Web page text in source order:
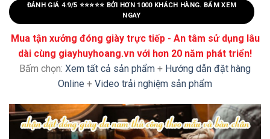
ĐÁNH GIÁ 4.9/5 ⭐⭐⭐⭐⭐ BỞI HƠN 1000 KHÁCH HÀNG. BẤM XEM
NGAY
Mua tận xưởng đóng giày trực tiếp - An tâm sử dụng lâu
dài cùng giayhuyhoang.vn với hơn 20 năm phát triển!
Bấm chọn: Xem tất cả sản phẩm + Hướng dẫn đặt hàng
Online + Video trải nghiệm sản phẩm